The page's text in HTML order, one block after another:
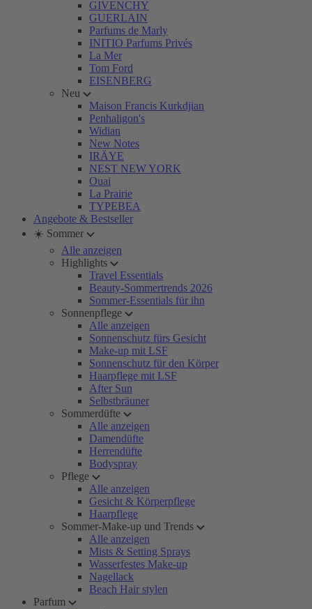
GIVENCHY
GUERLAIN
Parfums de Marly
INITIO Parfums Privés
La Mer
Tom Ford
EISENBERG
Neu
Maison Francis Kurkdjian
Penhaligon's
Widian
New Notes
IRÄYE
NEST NEW YORK
Ouai
La Prairie
TYPEBEA
Angebote & Bestseller
☀️ Sommer
Alle anzeigen
Highlights
Travel Essentials
Beauty-Sommertrends 2026
Sommer-Essentials für ihn
Sonnenpflege
Alle anzeigen
Sonnenschutz fürs Gesicht
Make-up mit LSF
Sonnenschutz für den Körper
Haarpflege mit LSF
After Sun
Selbstbräuner
Sommerdüfte
Alle anzeigen
Damendüfte
Herrendüfte
Bodyspray
Pflege
Alle anzeigen
Gesicht & Körperpflege
Haarpflege
Sommer-Make-up und Trends
Alle anzeigen
Mists & Setting Sprays
Wasserfestes Make-up
Nagellack
Beach Hair stylen
Parfum